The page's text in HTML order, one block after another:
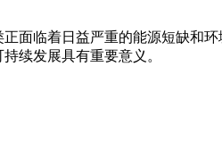
面临着日益严重的能源短缺和
持续发展具有重要意义。